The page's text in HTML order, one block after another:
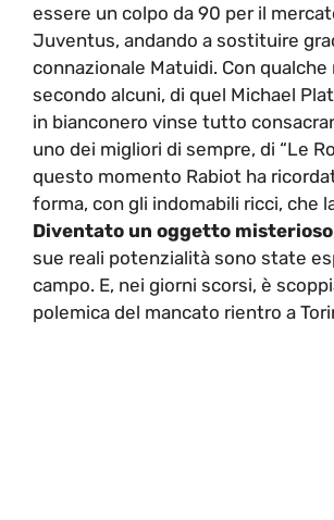
essere un colpo da 90 per il
Juventus, andando a sostituire
connazionale Matuidi. Con qualche
secondo alcuni, di quel Michael
in bianconero vinse tutto
uno dei migliori di sempre, di “Le
questo momento Rabiot ha
forma, con gli indomabili ricci, che
Diventato un oggetto misterioso
sue reali potenzialità sono state
campo. E, nei giorni scorsi, è
polemica del mancato rientro a